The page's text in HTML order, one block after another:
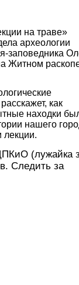
на траве»
археологии
заповедника
Житном
как
находки
нашего
лекции.
(лужайка
Следить за